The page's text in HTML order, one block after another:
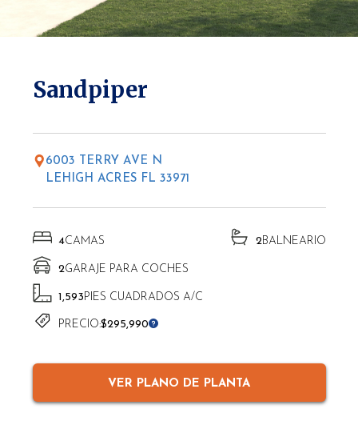
Sandpiper
6003 TERRY AVE N
LEHIGH ACRES FL 33971
4CAMAS 2BALNEARIO
2GARAJE PARA COCHES
1,593 PIES CUADRADOS A/C
PRECIO:$295,990
VER PLANO DE PLANTA